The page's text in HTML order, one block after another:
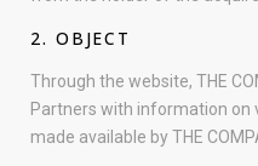
2. OBJECT
Through the website, THE
Partners with information on
made available by THE